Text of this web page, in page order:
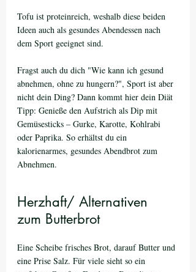
Tofu ist proteinreich, weshalb diese beiden
Ideen auch als gesundes Abendessen nach
dem Sport geeignet sind.
Fragst auch du dich "Wie kann ich gesund
abnehmen, ohne zu hungern?", Sport ist aber
nicht dein Ding? Dann kommt hier dein Diät
Tipp: Genieße den Aufstrich als Dip mit
Gemüsesticks – Gurke, Karotte, Kohlrabi
oder Paprika. So erhältst du ein
kalorienarmes, gesundes Abendbrot zum
Abnehmen.
Herzhaft/ Alternativen
zum Butterbrot
Eine Scheibe frisches Brot, darauf Butter und
eine Prise Salz. Für viele sieht so ein